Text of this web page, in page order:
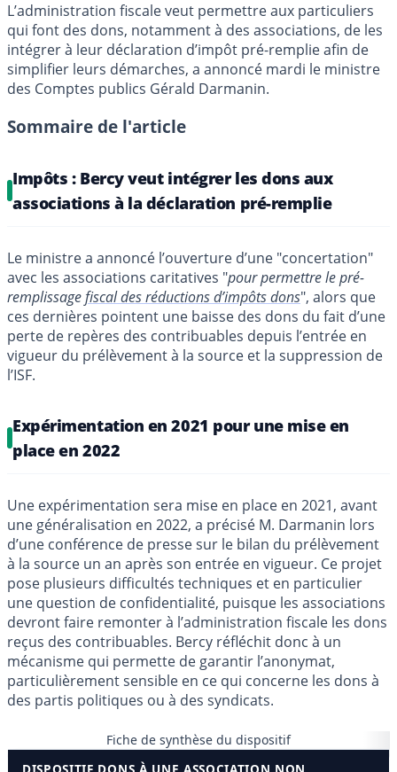
L’administration fiscale veut permettre aux particuliers
qui font des dons, notamment à des associations, de les
intégrer à leur déclaration d’impôt pré-remplie afin de
simplifier leurs démarches, a annoncé mardi le ministre
des Comptes publics Gérald Darmanin.
Sommaire de l'article
Impôts : Bercy veut intégrer les dons aux
associations à la déclaration pré-remplie
Le ministre a annoncé l’ouverture d’une "concertation"
avec les associations caritatives "pour permettre le pré-
remplissagefiscal des réductions d’impôts dons", alors que
ces dernières pointent une baisse des dons du fait d’une
perte de repères des contribuables depuis l’entrée en
vigueur du prélèvement à la source et la suppression de
l’ISF.
Expérimentation en 2021 pour une mise en
place en 2022
Une expérimentation sera mise en place en 2021, avant
une généralisation en 2022, a précisé M. Darmanin lors
d’une conférence de presse sur le bilan du prélèvement
à la source un an après son entrée en vigueur. Ce projet
pose plusieurs difficultés techniques et en particulier
une question de confidentialité, puisque les associations
devront faire remonter à l’administration fiscale les dons
reçus des contribuables. Bercy réfléchit donc à un
mécanisme qui permette de garantir l’anonymat,
particulièrement sensible en ce qui concerne les dons à
des partis politiques ou à des syndicats.
Fiche de synthèse du dispositif